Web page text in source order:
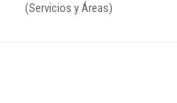
(Servicios y Áreas)